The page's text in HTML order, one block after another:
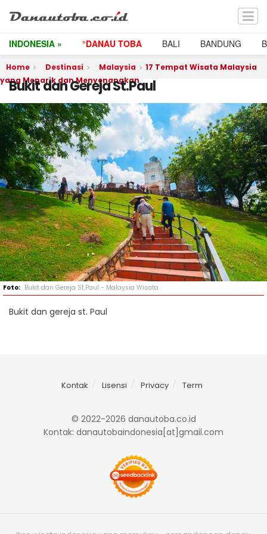
INDONESIA » °DANAU TOBA BALI BANDUNG
Home Destinasi Malaysia
17 Tempat Wisata Malaysia
yang Menarik dan Menyenangkan
Bukit dan Gereja St.Paul
Bukit dan Gereja St.Paul - Malaysia Wisata
Bukit dan gereja st. Paul
Kontak Lisensi Privacy Term
© 2022-2026 danautoba.co.id
Kontak: danautobaindonesia[at]gmail.com